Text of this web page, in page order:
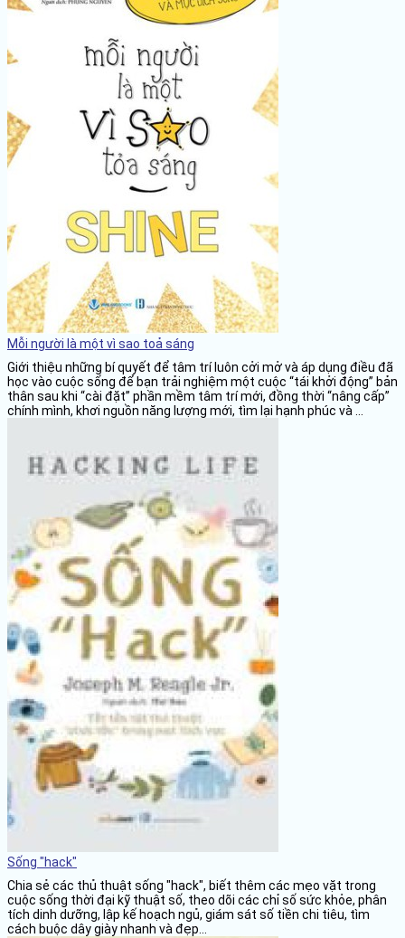
Mỗi người là một vì sao toả sáng
Giới thiệu những bí quyết để tâm trí luôn cởi mở và áp dụng điều đã
học vào cuộc sống để bạn trải nghiệm một cuộc “tái khởi động” bản
thân sau khi “cài đặt” phần mềm tâm trí mới, đồng thời “nâng cấp”
chính mình, khơi nguồn năng lượng mới, tìm lại hạnh phúc và ...
Sống "hack"
Chia sẻ các thủ thuật sống "hack", biết thêm các mẹo vặt trong
cuộc sống thời đại kỹ thuật số, theo dõi các chỉ số sức khỏe, phân
tích dinh dưỡng, lập kế hoạch ngủ, giám sát số tiền chi tiêu, tìm
cách buộc dây giày nhanh và đẹp...